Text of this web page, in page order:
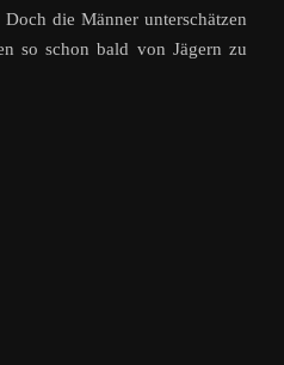
die Männer unterschätzen
so schon bald von Jägern zu